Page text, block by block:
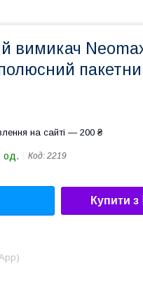
вимикач
на сайті — 200 ₴
од. Код: 2219
Купити з